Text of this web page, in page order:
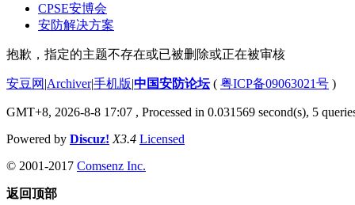
CPSE安博会
安防解决方案
抱歉，指定的主题不存在或已被删除或正在被审核
安豆网 |Archiver|手机版|中国安防论坛( 粤ICP备09063021号 )
GMT+8, 2026-8-8 17:07 , Processed in 0.031569 second(s), 5
Powered by Discuz! X3.4 Licensed
© 2001-2017 Comsenz Inc.
返回顶部